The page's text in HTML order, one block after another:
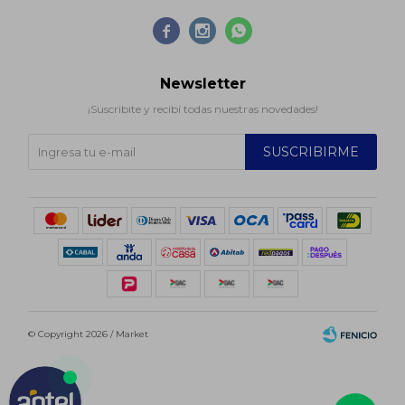
  
Newsletter
¡Suscribite y recibí todas nuestras novedades!
SUSCRIBIRME
© Copyright 2026 / Market